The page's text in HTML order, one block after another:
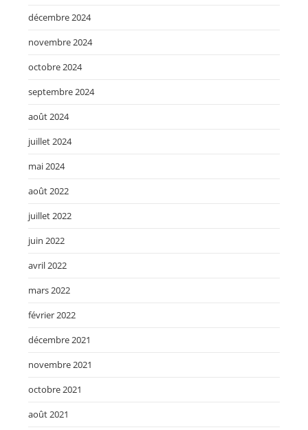
décembre 2024
novembre 2024
octobre 2024
septembre 2024
août 2024
juillet 2024
mai 2024
août 2022
juillet 2022
juin 2022
avril 2022
mars 2022
février 2022
décembre 2021
novembre 2021
octobre 2021
août 2021